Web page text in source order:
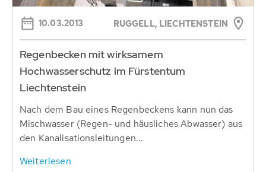
10.03.2013 RUGGELL, LIECHTENSTEIN
Regenbecken mit wirksamem
Hochwasserschutz im Fürstentum
Liechtenstein
Nach dem Bau eines Regenbeckens kann nun das
Mischwasser (Regen- und häusliches Abwasser) aus
den Kanalisationsleitungen...
Weiterlesen